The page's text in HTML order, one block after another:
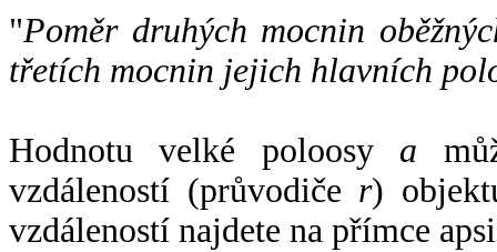
"Poměr druhých mocnin
třetích mocnin jejich hlavních
Hodnotu velké poloosy a
vzdáleností (průvodiče r)
vzdáleností najdete na přímce